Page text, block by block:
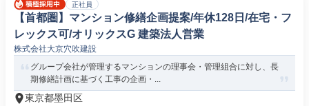
正社員
【首都圏】マンション修繕企画提案/年休128日/在宅・フ
レックス可/オリックスG 建築法人営業
株式会社大京穴吹建設
グループ会社が管理するマンションの理事会・管理組合に対し、長
期修繕計画に基づく工事の企画・...
東京都墨田区